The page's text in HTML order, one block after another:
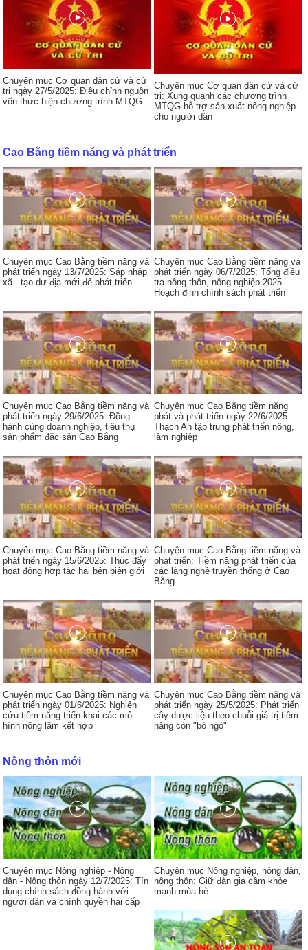
Chuyên mục Cơ quan dân cử và cử
tri ngày 27/5/2025: Điều chỉnh nguồn
vốn thực hiện chương trình MTQG
Chuyên mục Cơ quan dân cử và cử
tri: Xung quanh các chương trình
MTQG hỗ trợ sản xuất nông nghiệp
cho người dân
Cao Bằng tiềm năng và phát triển
Chuyên mục Cao Bằng tiềm năng và
phát triển ngày 13/7/2025: Sáp nhập
xã - tạo dư địa mới để phát triển
Chuyên mục Cao Bằng tiềm năng và
phát triển ngày 06/7/2025: Tổng điều
tra nông thôn, nông nghiệp 2025 -
Hoạch định chính sách phát triển
Chuyên mục Cao Bằng tiềm năng và
phát triển ngày 29/6/2025: Đồng
hành cùng doanh nghiệp, tiêu thụ
sản phẩm đặc sản Cao Bằng
Chuyên mục Cao Bằng tiềm năng
phát và phát triển ngày 22/6/2025:
Thạch An tập trung phát triển nông,
lâm nghiệp
Chuyên mục Cao Bằng tiềm năng và
phát triển ngày 15/6/2025: Thúc đẩy
hoạt động hợp tác hai bên biên giới
Chuyên mục Cao Bằng tiềm năng và
phát triển: Tiềm năng phát triển của
các làng nghề truyền thống ở Cao
Bằng
Chuyên mục Cao Bằng tiềm năng và
phát triển ngày 01/6/2025: Nghiên
cứu tiềm năng triển khai các mô
hình nông lâm kết hợp
Chuyên mục Cao Bằng tiềm năng và
phát triển ngày 25/5/2025: Phát triển
cây dược liệu theo chuỗi giá trị tiềm
năng còn "bỏ ngỏ"
Nông thôn mới
Chuyên mục Nông nghiệp - Nông
dân - Nông thôn ngày 12/7/2025: Tín
dụng chính sách đồng hành với
người dân và chính quyền hai cấp
Chuyên mục Nông nghiệp, nông dân,
nông thôn: Giữ đàn gia cầm khỏe
mạnh mùa hè